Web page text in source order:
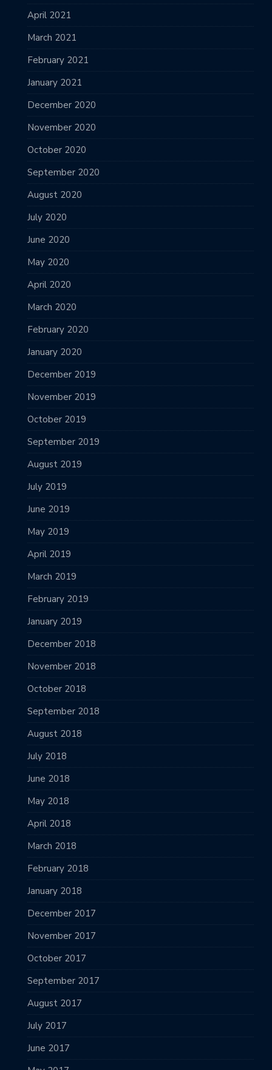
April 2021
March 2021
February 2021
January 2021
December 2020
November 2020
October 2020
September 2020
August 2020
July 2020
June 2020
May 2020
April 2020
March 2020
February 2020
January 2020
December 2019
November 2019
October 2019
September 2019
August 2019
July 2019
June 2019
May 2019
April 2019
March 2019
February 2019
January 2019
December 2018
November 2018
October 2018
September 2018
August 2018
July 2018
June 2018
May 2018
April 2018
March 2018
February 2018
January 2018
December 2017
November 2017
October 2017
September 2017
August 2017
July 2017
June 2017